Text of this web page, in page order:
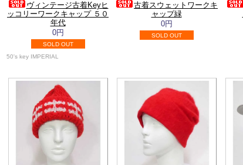
ヴィンテージ古着Keyヒ
ッコリーワークキャップ ５０
年代
0円
SOLD OUT
50's key IMPERIAL
古着スウェットワークキ
ャップ緑
0円
SOLD OUT